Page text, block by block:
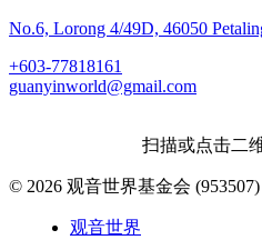
No.6, Lorong 4/49D, 46050
+603-77818161
guanyinworld@gmail.com
扫描或点击二
© 2026 观音世界基金会
观音世界